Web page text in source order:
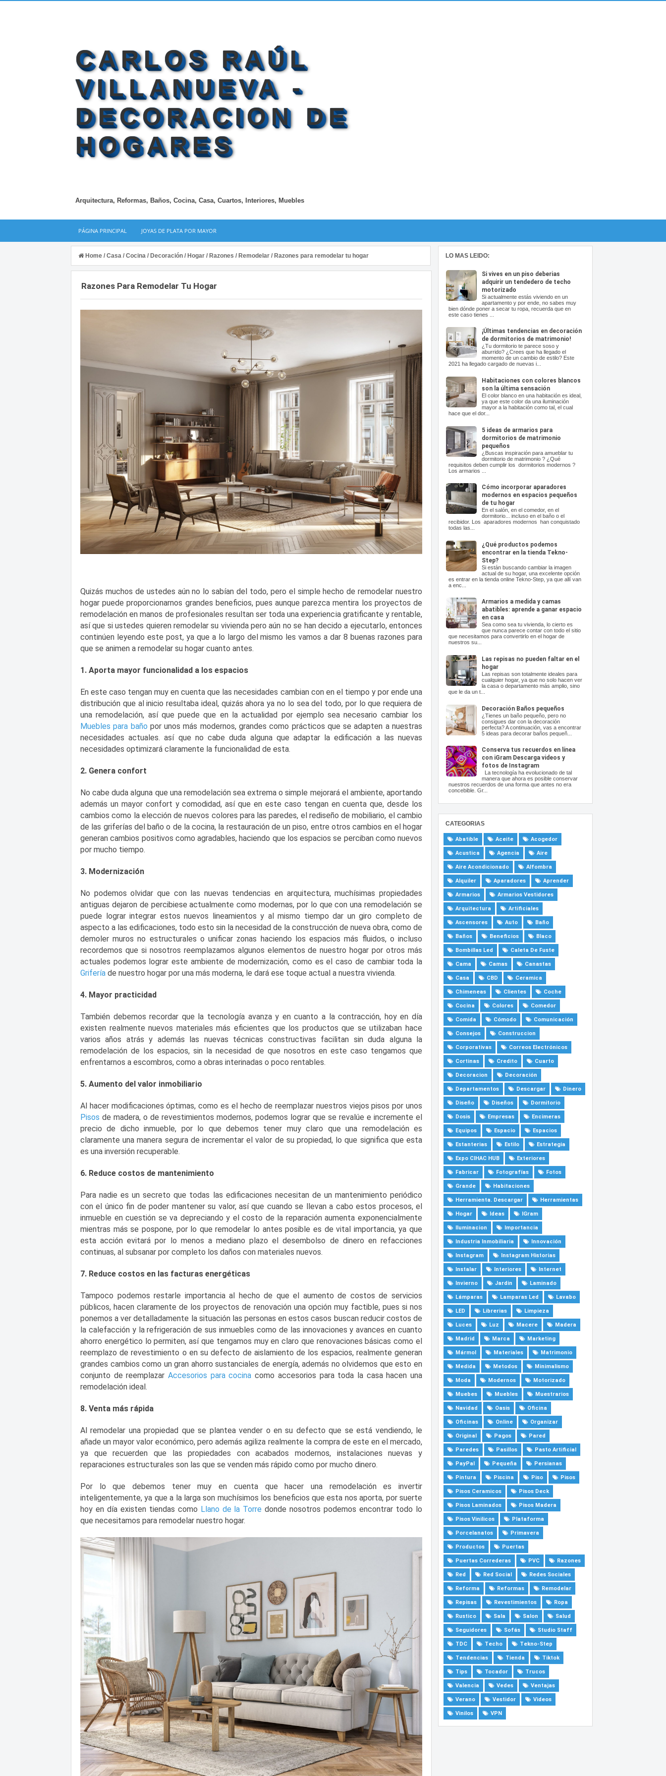
CARLOS RAÚL
VILLANUEVA -
DECORACION DE
HOGARES
Arquitectura, Reformas, Baños, Cocina, Casa, Cuartos, Interiores, Muebles
PÁGINA PRINCIPAL JOYAS DE PLATA POR MAYOR
Home / Casa / Cocina / Decoración / Hogar / Razones / Remodelar / Razones para remodelar tu hogar
Razones Para Remodelar Tu Hogar
Quizás muchos de ustedes aún no lo sabían del todo, pero el simple hecho de remodelar nuestro
hogar puede proporcionarnos grandes beneficios, pues aunque parezca mentira los proyectos de
remodelación en manos de profesionales resultan ser toda una experiencia gratificante y rentable,
así que si ustedes quieren remodelar su vivienda pero aún no se han decido a ejecutarlo, entonces
continúen leyendo este post, ya que a lo largo del mismo les vamos a dar 8 buenas razones para
que se animen a remodelar su hogar cuanto antes.
1. Aporta mayor funcionalidad a los espacios
En este caso tengan muy en cuenta que las necesidades cambian con en el tiempo y por ende una
distribución que al inicio resultaba ideal, quizás ahora ya no lo sea del todo, por lo que requiera de
una remodelación, así que puede que en la actualidad por ejemplo sea necesario cambiar los
Muebles para baño por unos más modernos, grandes como prácticos que se adapten a nuestras
necesidades actuales. así que no cabe duda alguna que adaptar la edificación a las nuevas
necesidades optimizará claramente la funcionalidad de esta.
2. Genera confort
No cabe duda alguna que una remodelación sea extrema o simple mejorará el ambiente, aportando
además un mayor confort y comodidad, así que en este caso tengan en cuenta que, desde los
cambios como la elección de nuevos colores para las paredes, el rediseño de mobiliario, el cambio
de las griferías del baño o de la cocina, la restauración de un piso, entre otros cambios en el hogar
generan cambios positivos como agradables, haciendo que los espacios se perciban como nuevos
por mucho tiempo.
3. Modernización
No podemos olvidar que con las nuevas tendencias en arquitectura, muchísimas propiedades
antiguas dejaron de percibiese actualmente como modernas, por lo que con una remodelación se
puede lograr integrar estos nuevos lineamientos y al mismo tiempo dar un giro completo de
aspecto a las edificaciones, todo esto sin la necesidad de la construcción de nueva obra, como de
demoler muros no estructurales o unificar zonas haciendo los espacios más fluidos, o incluso
recordemos que si nosotros reemplazamos algunos elementos de nuestro hogar por otros más
actuales podemos lograr este ambiente de modernización, como es el caso de cambiar toda la
Grifería de nuestro hogar por una más moderna, le dará ese toque actual a nuestra vivienda.
4. Mayor practicidad
También debemos recordar que la tecnología avanza y en cuanto a la contracción, hoy en día
existen realmente nuevos materiales más eficientes que los productos que se utilizaban hace
varios años atrás y además las nuevas técnicas constructivas facilitan sin duda alguna la
remodelación de los espacios, sin la necesidad de que nosotros en este caso tengamos que
enfrentarnos a escombros, como a obras interinadas o poco rentables.
5. Aumento del valor inmobiliario
Al hacer modificaciones óptimas, como es el hecho de reemplazar nuestros viejos pisos por unos
Pisos de madera, o de revestimientos modernos, podemos lograr que se revalúe e incremente el
precio de dicho inmueble, por lo que debemos tener muy claro que una remodelación es
claramente una manera segura de incrementar el valor de su propiedad, lo que significa que esta
es una inversión recuperable.
6. Reduce costos de mantenimiento
Para nadie es un secreto que todas las edificaciones necesitan de un mantenimiento periódico
con el único fin de poder mantener su valor, así que cuando se llevan a cabo estos procesos, el
inmueble en cuestión se va depreciando y el costo de la reparación aumenta exponencialmente
mientras más se pospone, por lo que remodelar lo antes posible es de vital importancia, ya que
esta acción evitará por lo menos a mediano plazo el desembolso de dinero en refacciones
continuas, al subsanar por completo los daños con materiales nuevos.
7. Reduce costos en las facturas energéticas
Tampoco podemos restarle importancia al hecho de que el aumento de costos de servicios
públicos, hacen claramente de los proyectos de renovación una opción muy factible, pues si nos
ponemos a ver detalladamente la situación las personas en estos casos buscan reducir costos de
la calefacción y la refrigeración de sus inmuebles como de las innovaciones y avances en cuanto
ahorro energético lo permiten, así que tengamos muy en claro que renovaciones básicas como el
reemplazo de revestimiento o en su defecto de aislamiento de los espacios, realmente generan
grandes cambios como un gran ahorro sustanciales de energía, además no olvidemos que esto en
conjunto de reemplazarAccesorios para cocina como accesorios para toda la casa hacen una
remodelación ideal.
8. Venta más rápida
Al remodelar una propiedad que se plantea vender o en su defecto que se está vendiendo, le
añade un mayor valor económico, pero además agiliza realmente la compra de este en el mercado,
ya que recuerden que las propiedades con acabados modernos, instalaciones nuevas y
reparaciones estructurales son las que se venden más rápido como por mucho dinero.
Por lo que debemos tener muy en cuenta que hacer una remodelación es invertir
inteligentemente, ya que a la larga son muchísimos los beneficios que esta nos aporta, por suerte
hoy en día existen tiendas como Llano de la Torre donde nosotros podemos encontrar todo lo
que necesitamos para remodelar nuestro hogar.
LO MAS LEIDO:
Si vives en un piso deberias
adquirir un tendedero de techo
motorizado
Si actualmente estás viviendo en un
apartamento y por ende, no sabes muy
bien dónde poner a secar tu ropa, recuerda que en
este caso tienes ...
¡Últimas tendencias en decoración
de dormitorios de matrimonio!
¿Tu dormitorio te parece soso y
aburrido? ¿Crees que ha llegado el
momento de un cambio de estilo? Este
2021 ha llegado cargado de nuevas i...
Habitaciones con colores blancos
son la última sensación
El color blanco en una habitación es ideal,
ya que este color da una iluminación
mayor a la habitación como tal, el cual
hace que el dor...
5 ideas de armarios para
dormitorios de matrimonio
pequeños
¿Buscas inspiración para amueblar tu
dormitorio de matrimonio ? ¿Qué
requisitos deben cumplir los dormitorios modernos ?
Los armarios ...
Cómo incorporar aparadores
modernos en espacios pequeños
de tu hogar
En el salón, en el comedor, en el
dormitorio... incluso en el baño o el
recibidor. Los aparadores modernos han conquistado
todas las...
¿Qué productos podemos
encontrar en la tienda Tekno-
Step?
Si están buscando cambiar la imagen
actual de su hogar, una excelente opción
es entrar en la tienda online Tekno-Step, ya que allí van
a enc...
Armarios a medida y camas
abatibles: aprende a ganar espacio
en casa
Sea como sea tu vivienda, lo cierto es
que nunca parece contar con todo el sitio
que necesitamos para convertirlo en el hogar de
nuestros su...
Las repisas no pueden faltar en el
hogar
Las repisas son totalmente ideales para
cualquier hogar, ya que no solo hacen ver
la casa o departamento más amplio, sino
que le da un t...
Decoración Baños pequeños
¿Tienes un baño pequeño, pero no
consigues dar con la decoración
perfecta? A continuación, vas a encontrar
5 ideas para decorar baños pequeñ...
Conserva tus recuerdos en línea
con iGram Descarga videos y
fotos de Instagram
La tecnología ha evolucionado de tal
manera que ahora es posible conservar
nuestros recuerdos de una forma que antes no era
concebible. Gr...
CATEGORIAS
Abatible Aceite Acogedor
Acustica Agencia Aire
Aire Acondicionado Alfombra
Alquiler Aparadores Aprender
Armarios Armarios Vestidores
Arquitectura Artificiales
Ascensores Auto Baño
Baños Beneficios Blaco
Bombillas Led Caleta De Fuste
Cama Camas Canastas
Casa CBD Ceramica
Chimeneas Clientes Coche
Cocina Colores Comedor
Comida Cómodo Comunicación
Consejos Construccion
Corporativas Correos Electrónicos
Cortinas Credito Cuarto
Decoracion Decoración
Departamentos Descargar Dinero
Diseño Diseños Dormitorio
Dosis Empresas Encimeras
Equipos Espacio Espacios
Estanterias Estilo Estrategia
Expo CIHAC HUB Exteriores
Fabricar Fotografías Fotos
Grande Habitaciones
Herramienta. Descargar Herramientas
Hogar Ideas IGram
Iluminacion Importancia
Industria Inmobiliaria Innovación
Instagram Instagram Historias
Instalar Interiores Internet
Invierno Jardin Laminado
Lámparas Lamparas Led Lavabo
LED Librerias Limpieza
Luces Luz Macere Madera
Madrid Marca Marketing
Mármol Materiales Matrimonio
Medida Metodos Minimalismo
Moda Modernos Motorizado
Muebes Muebles Muestrarios
Navidad Oasis Oficina
Oficinas Online Organizar
Original Pagos Pared
Paredes Pasillos Pasto Artificial
PayPal Pequeña Persianas
Pintura Piscina Piso Pisos
Pisos Ceramicos Pisos Deck
Pisos Laminados Pisos Madera
Pisos Vinilicos Plataforma
Porcelanatos Primavera
Productos Puertas
Puertas Correderas PVC Razones
Red Red Social Redes Sociales
Reforma Reformas Remodelar
Repisas Revestimientos Ropa
Rustico Sala Salon Salud
Seguidores Sofás Studio Staff
TDC Techo Tekno-Step
Tendencias Tienda Tiktok
Tips Tocador Trucos
Valencia Vedes Ventajas
Verano Vestidor Videos
Vinilos VPN